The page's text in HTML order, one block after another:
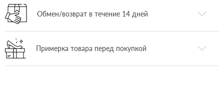
Обмен/возврат в течение 14 дней
Примерка товара перед покупкой